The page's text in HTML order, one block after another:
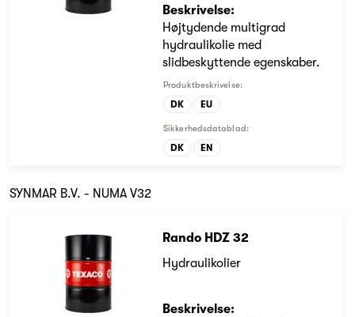
Beskrivelse:
Højtydende multigrad
hydraulikolie med
slidbeskyttende egenskaber.
Produktbeskrivelse:
DK EU
Sikkerhedsdatablad:
DK EN
SYNMAR B.V. - NUMA V32
Rando HDZ 32
Hydraulikolier
Beskrivelse: